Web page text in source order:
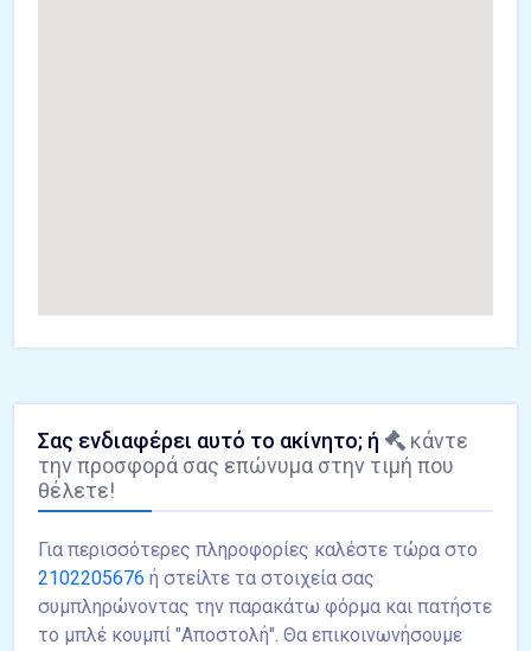
Σας ενδιαφέρει αυτό το ακίνητο; ή
κάντε
την προσφορά σας επώνυμα στην τιμή που
θέλετε!
Για περισσότερες πληροφορίες καλέστε τώρα στο
2102205676 ή στείλτε τα στοιχεία σας
συμπληρώνοντας την παρακάτω φόρμα και πατήστε
το μπλέ κουμπί "Αποστολή". Θα επικοινωνήσουμε